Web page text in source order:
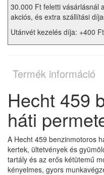
30.000 Ft feletti vásárlásnál
akciós, és extra szállítási
Utánvét kezelés díja: +400 Ft
Termék információ
Hecht 459
háti
A Hecht 459 benzinmotoros
kertek, ültetvények és
tartály és az erős kétütemű
kényelmes, gyors